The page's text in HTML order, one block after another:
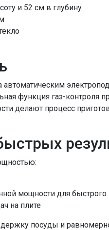
и 52 см в глубину
автоматическим
функция газ-контроля
делают процесс
мощности для быстрого
на плите
посуды и